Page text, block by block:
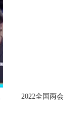
2022全国两会